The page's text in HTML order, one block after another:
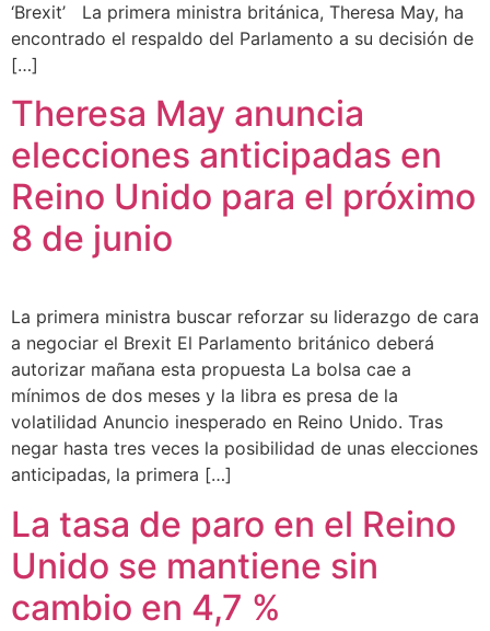
‘Brexit’ La primera ministra británica, Theresa May, ha
encontrado el respaldo del Parlamento a su decisión de
[…]
Theresa May anuncia
elecciones anticipadas en
Reino Unido para el próximo
8 de junio
La primera ministra buscar reforzar su liderazgo de cara
a negociar el Brexit El Parlamento británico deberá
autorizar mañana esta propuesta La bolsa cae a
mínimos de dos meses y la libra es presa de la
volatilidad Anuncio inesperado en Reino Unido. Tras
negar hasta tres veces la posibilidad de unas elecciones
anticipadas, la primera […]
La tasa de paro en el Reino
Unido se mantiene sin
cambio en 4,7 %